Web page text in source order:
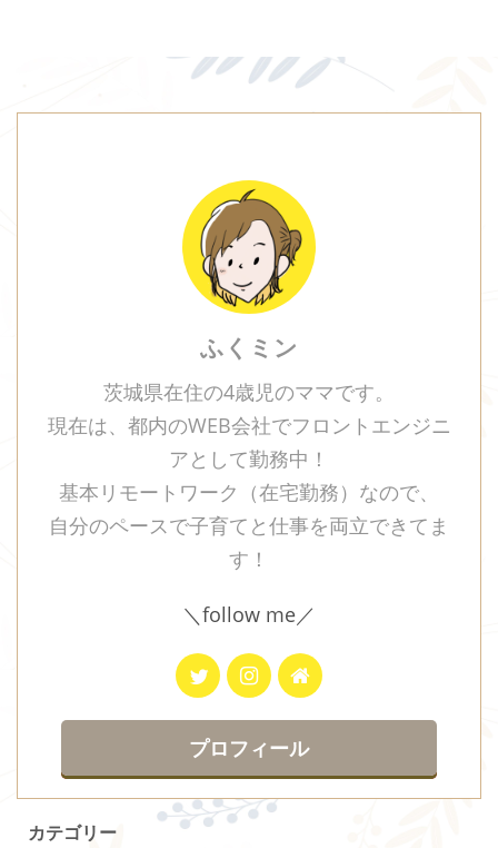
ふくミン
茨城県在住の4歳児のママです。
現在は、都内のWEB会社でフロントエンジニ
アとして勤務中！
基本リモートワーク（在宅勤務）なので、
自分のペースで子育てと仕事を両立できてま
す！
＼follow me／
プロフィール
カテゴリー